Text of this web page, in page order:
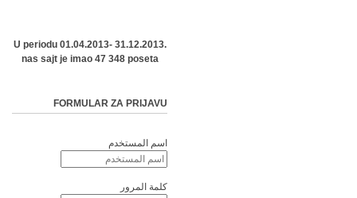
U periodu 01.04.2013- 31.12.2013.
nas sajt je imao 47 348 poseta
FORMULAR ZA PRIJAVU
اسم المستخدم
كلمة المرور